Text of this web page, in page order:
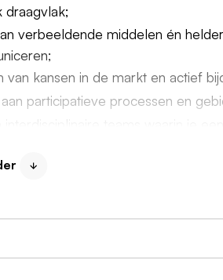
draagvlak;
verbeeldende middelen én
van kansen in de markt en actief
participatieve processen en
én creatief, inhoudelijk sterk